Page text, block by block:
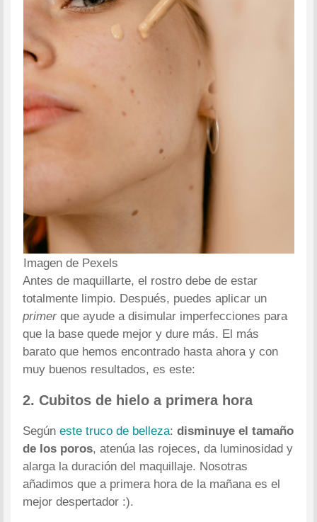
Imagen de Pexels
Antes de maquillarte, el rostro debe de estar
totalmente limpio. Después, puedes aplicar un
primer que ayude a disimular imperfecciones para
que la base quede mejor y dure más. El más
barato que hemos encontrado hasta ahora y con
muy buenos resultados, es este:
2. Cubitos de hielo a primera hora
Segúneste truco de belleza:disminuye el tamaño
de los poros, atenúa las rojeces, da luminosidad y
alarga la duración del maquillaje. Nosotras
añadimos que a primera hora de la mañana es el
mejor despertador :).